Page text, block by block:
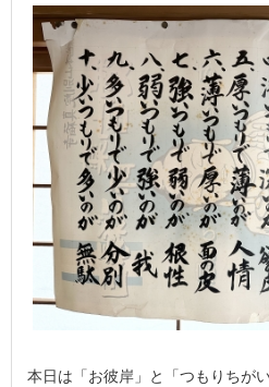
本日は「お彼岸」と「つもりちが